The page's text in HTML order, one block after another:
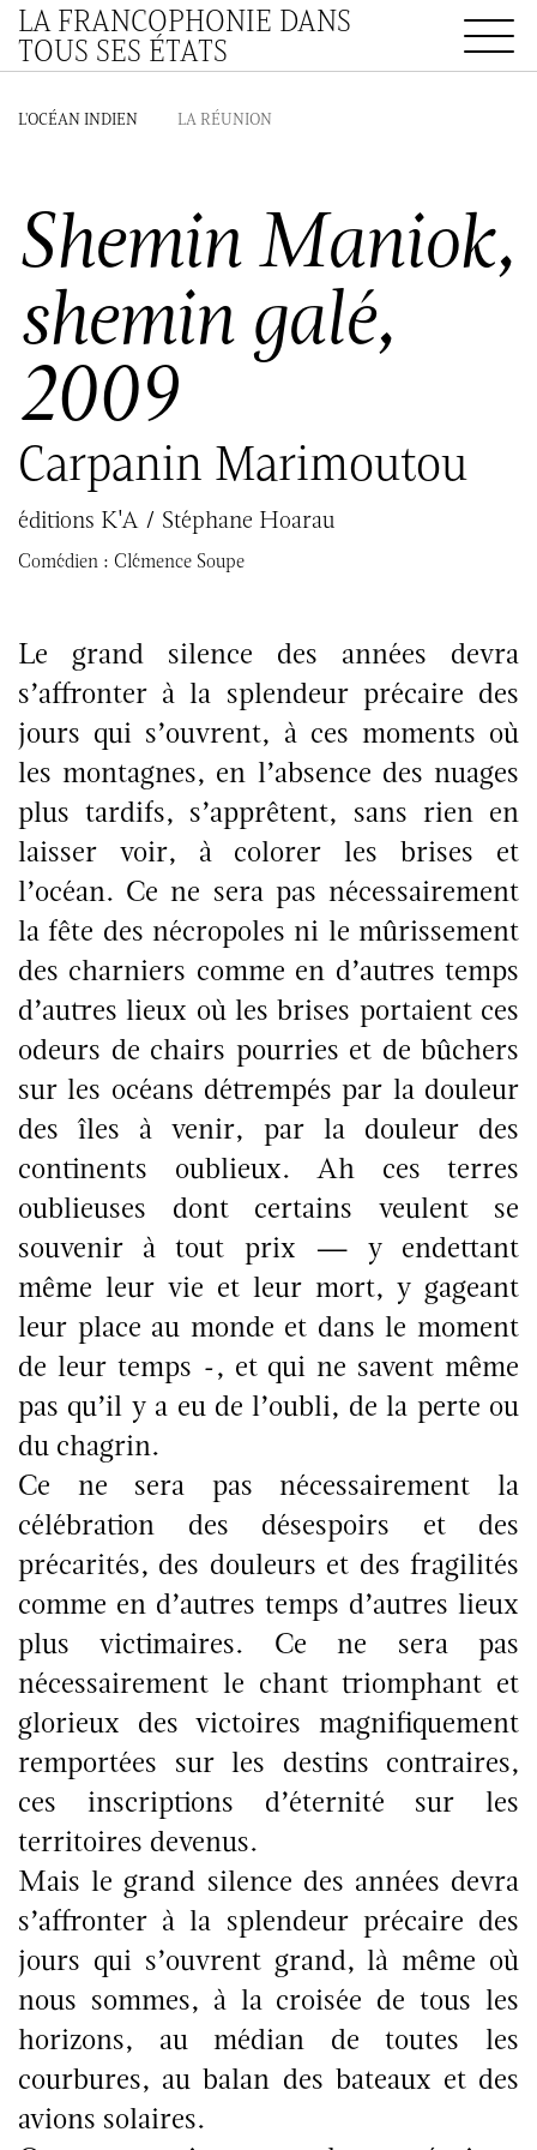
LA FRANCOPHONIE DANS
TOUS SES ÉTATS
L'OCÉAN INDIEN LA RÉUNION
Shemin Maniok,
shemin galé,
2009
Carpanin Marimoutou
éditions K'A / Stéphane Hoarau
Comédien : Clémence Soupe
Le grand silence des années devra
s’affronter à la splendeur précaire des
jours qui s’ouvrent, à ces moments où
les montagnes, en l’absence des nuages
plus tardifs, s’apprêtent, sans rien en
laisser voir, à colorer les brises et
l’océan. Ce ne sera pas nécessairement
la fête des nécropoles ni le mûrissement
des charniers comme en d’autres temps
d’autres lieux où les brises portaient ces
odeurs de chairs pourries et de bûchers
sur les océans détrempés par la douleur
des îles à venir, par la douleur des
continents oublieux. Ah ces terres
oublieuses dont certains veulent se
souvenir à tout prix — y endettant
même leur vie et leur mort, y gageant
leur place au monde et dans le moment
de leur temps -, et qui ne savent même
pas qu’il y a eu de l’oubli, de la perte ou
du chagrin.
Ce ne sera pas nécessairement la
célébration des désespoirs et des
précarités, des douleurs et des fragilités
comme en d’autres temps d’autres lieux
plus victimaires. Ce ne sera pas
nécessairement le chant triomphant et
glorieux des victoires magnifiquement
remportées sur les destins contraires,
ces inscriptions d’éternité sur les
territoires devenus.
Mais le grand silence des années devra
s’affronter à la splendeur précaire des
jours qui s’ouvrent grand, là même où
nous sommes, à la croisée de tous les
horizons, au médian de toutes les
courbures, au balan des bateaux et des
avions solaires.